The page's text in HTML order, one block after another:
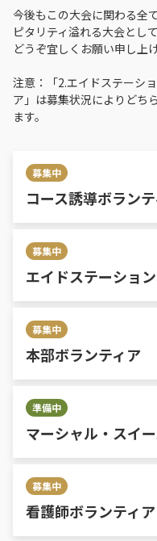
今後もこの大会に関わる全
ピタリティ溢れる大会とし
どうぞ宜しくお願い申し上げ
注意：「2.エイドステーシ
ア」は募集状況によりどち
ます。
募集中
コース誘導ボラン
募集中
エイドステーショ
募集中
本部ボランティア
準備中
マーシャル・スイ
募集中
看護師ボランティア